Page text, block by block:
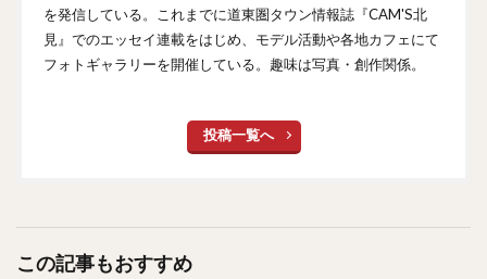
を発信している。これまでに道東圏タウン情報誌『CAM'S北
見』でのエッセイ連載をはじめ、モデル活動や各地カフェにて
フォトギャラリーを開催している。趣味は写真・創作関係。
投稿一覧へ
この記事もおすすめ